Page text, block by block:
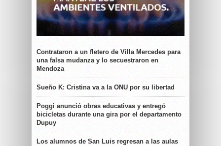
Contrataron a un fletero de Villa Mercedes para
una falsa mudanza y lo secuestraron en
Mendoza
Sueño K: Cristina va a la ONU por su libertad
Poggi anunció obras educativas y entregó
bicicletas durante una gira por el departamento
Dupuy
Los alumnos de San Luis regresan a las aulas